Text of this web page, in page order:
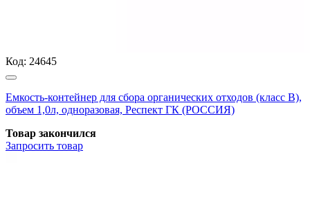
Код: 24645
Емкость-контейнер для сбора органических отходов (класс В),
объем 1,0л, одноразовая, Респект ГК (РОССИЯ)
Товар закончился
Запросить товар